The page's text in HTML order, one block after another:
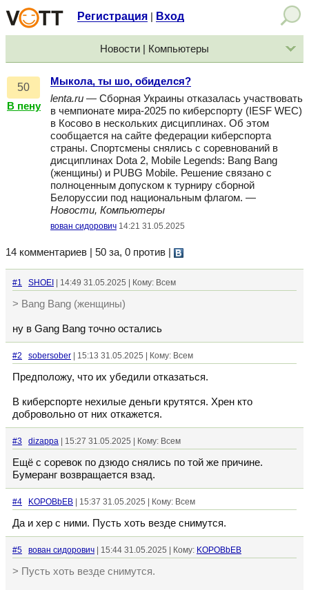
Регистрация Вход
Новости | Компьютеры
50
В пену
Мыкола, ты шо, обиделся?
lenta.ru — Сборная Украины отказалась участвовать
в чемпионате мира-2025 по киберспорту (IESF WEC)
в Косово в нескольких дисциплинах. Об этом
сообщается на сайте федерации киберспорта
страны. Спортсмены снялись с соревнований в
дисциплинах Dota 2, Mobile Legends: Bang Bang
(женщины) и PUBG Mobile. Решение связано с
полноценным допуском к турниру сборной
Белоруссии под национальным флагом. —
Новости, Компьютеры
вован сидорович 14:21 31.05.2025
14 комментариев | 50 за, 0 против
#1 SHOEI | 14:49 31.05.2025 | Кому: Всем
> Bang Bang (женщины)
ну в Gang Bang точно остались
#2 sobersober | 15:13 31.05.2025 | Кому: Всем
Предположу, что их убедили отказаться.
В киберспорте нехилые деньги крутятся. Хрен кто
добровольно от них откажется.
#3 dizappa | 15:27 31.05.2025 | Кому: Всем
Ещё с соревок по дзюдо снялись по той же причине.
Бумеранг возвращается взад.
#4 KOPOBbEB | 15:37 31.05.2025 | Кому: Всем
Да и хер с ними. Пусть хоть везде снимутся.
#5 вован сидорович | 15:44 31.05.2025 | Кому: KOPOBbEB
> Пусть хоть везде снимутся.